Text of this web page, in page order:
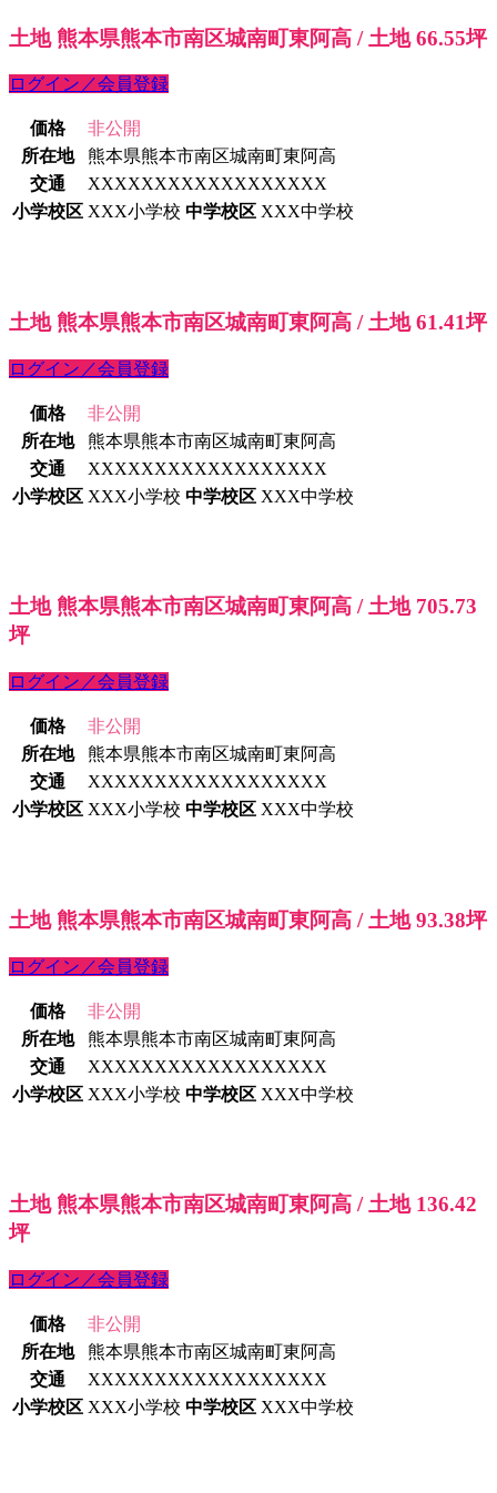
土地 熊本県熊本市南区城南町東阿高 / 土地 66.55坪
ログイン／会員登録
価格
非公開
所在地
熊本県熊本市南区城南町東阿高
交通
XXXXXXXXXXXXXXXXXX
小学校区 XXX小学校 中学校区 XXX中学校
土地 熊本県熊本市南区城南町東阿高 / 土地 61.41坪
ログイン／会員登録
価格
非公開
所在地
熊本県熊本市南区城南町東阿高
交通
XXXXXXXXXXXXXXXXXX
小学校区 XXX小学校 中学校区 XXX中学校
土地 熊本県熊本市南区城南町東阿高 / 土地 705.73
坪
ログイン／会員登録
価格
非公開
所在地
熊本県熊本市南区城南町東阿高
交通
XXXXXXXXXXXXXXXXXX
小学校区 XXX小学校 中学校区 XXX中学校
土地 熊本県熊本市南区城南町東阿高 / 土地 93.38坪
ログイン／会員登録
価格
非公開
所在地
熊本県熊本市南区城南町東阿高
交通
XXXXXXXXXXXXXXXXXX
小学校区 XXX小学校 中学校区 XXX中学校
土地 熊本県熊本市南区城南町東阿高 / 土地 136.42
坪
ログイン／会員登録
価格
非公開
所在地
熊本県熊本市南区城南町東阿高
交通
XXXXXXXXXXXXXXXXXX
小学校区 XXX小学校 中学校区 XXX中学校